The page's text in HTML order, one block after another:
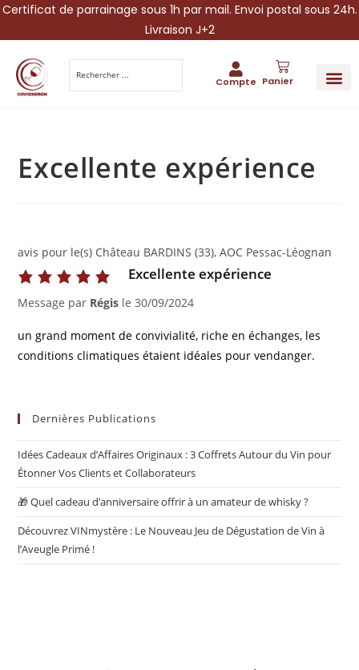
Certificat de parrainage sous 1h par mail. Envoi postal sous 24h.
Livraison J+2
Compte Panier
Excellente expérience
avis pour le(s) Château BARDINS (33), AOC Pessac-Léognan
Excellente expérience
Message par Régis le30/09/2024
un grand moment de convivialité, riche en échanges, les
conditions climatiques étaient idéales pour vendanger.
Dernières Publications
Idées Cadeaux d’Affaires Originaux : 3 Coffrets Autour du Vin pour
Étonner Vos Clients et Collaborateurs
🎁 Quel cadeau d’anniversaire offrir à un amateur de whisky ?
Découvrez VINmystère : Le Nouveau Jeu de Dégustation de Vin à
l’Aveugle Primé !